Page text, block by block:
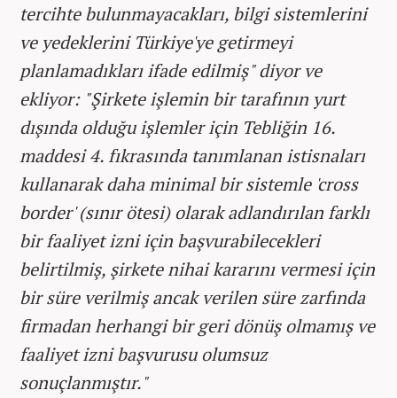
tercihte bulunmayacakları, bilgi sistemlerini
ve yedeklerini Türkiye'ye getirmeyi
planlamadıkları ifade edilmiş" diyor ve
ekliyor: "Şirkete işlemin bir tarafının yurt
dışında olduğu işlemler için Tebliğin 16.
maddesi 4. fıkrasında tanımlanan istisnaları
kullanarak daha minimal bir sistemle 'cross
border' (sınır ötesi) olarak adlandırılan farklı
bir faaliyet izni için başvurabilecekleri
belirtilmiş, şirkete nihai kararını vermesi için
bir süre verilmiş ancak verilen süre zarfında
firmadan herhangi bir geri dönüş olmamış ve
faaliyet izni başvurusu olumsuz
sonuçlanmıştır."